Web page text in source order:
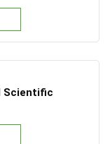
Scientific